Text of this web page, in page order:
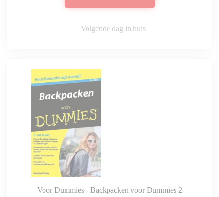
Volgende dag in huis
Voor Dummies - Backpacken voor Dummies 2